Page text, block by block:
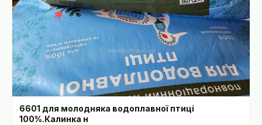
6601 для молодняка водоплавної птиці
100%.Калинка н